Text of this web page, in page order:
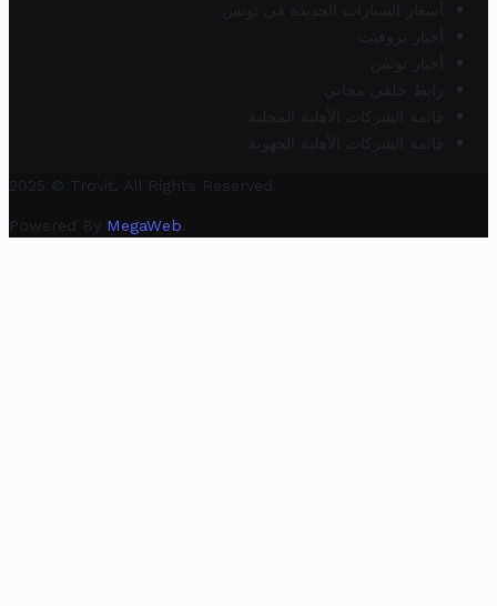
أسعار السيارات الجديدة في تونس
أخبار تروفيت
أخبار تونس
رابط خلفي مجاني
قائمة الشركات الأهلية المحلية
قائمة الشركات الأهلية الجهوية
2025 © Trovit. All Rights Reserved.
Powered By MegaWeb